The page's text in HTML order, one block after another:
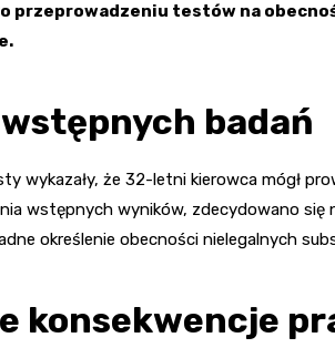
przeprowadzeniu testów na
badań
wykazały, że 32-letni kierowca mógł
wstępnych wyników, zdecydowano się
określenie obecności nielegalnych
konsekwencje